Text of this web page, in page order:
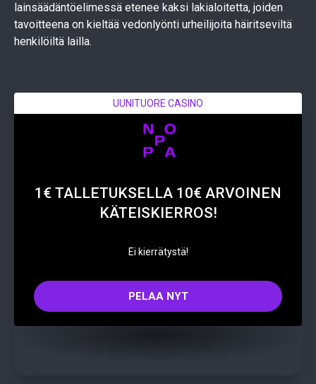
lainsäädäntöelimessä etenee kaksi lakialoitetta, joiden
tavoitteena on kieltää vedonlyönti urheilijoita häiritseviltä
henkilöiltä lailla.
UUNITUORE CASINO
1€ TALLETUKSELLA 10€ ARVOINEN
KÄTEISKIERROS!
Ei kierrätystä!
PELAA NYT